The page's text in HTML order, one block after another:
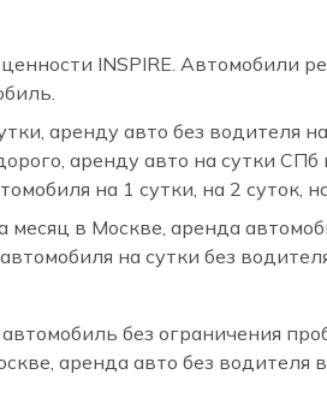
INSPIRE. Автомобили
аренду авто без водителя
аренду авто на сутки
на 1 сутки, на 2 суток,
в Москве, аренда
на сутки без
без ограничения
аренда авто без